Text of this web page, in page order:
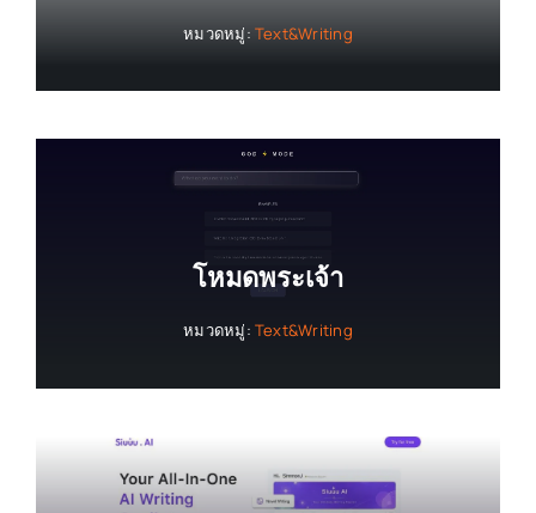
หมวดหมู่:Text&Writing
โหมดพระเจ้า
หมวดหมู่:Text&Writing